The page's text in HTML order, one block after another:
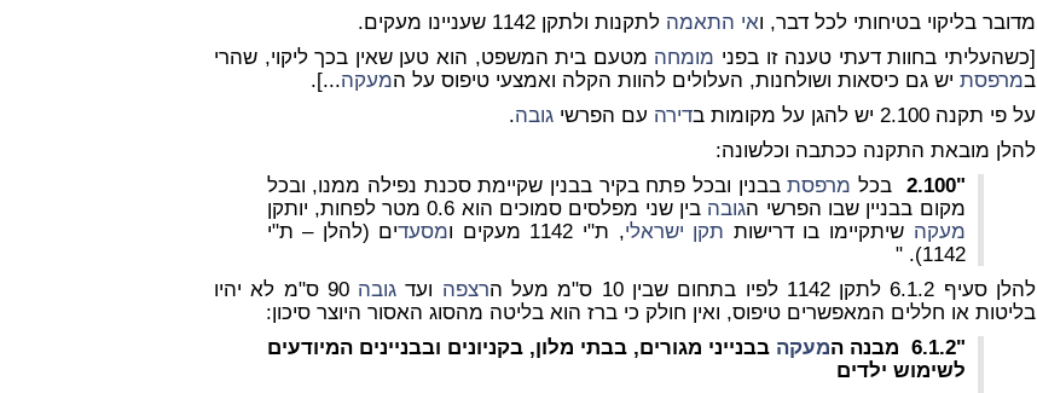
מדובר בליקוי בטיחותי לכל דבר, ואי התאמה לתקנות ולתקן 1142 שעניינו מעקים.
[כשהעליתי בחוות דעתי טענה זו בפני מומחה מטעם בית המשפט, הוא טען שאין בכך ליקוי, שהרי
במרפסת יש גם כיסאות ושולחנות, העלולים להוות הקלה ואמצעי טיפוס על המעקה...].
על פי תקנה 2.100 יש להגן על מקומות ב
דירה עם הפרשי גובה.
להלן מובאת התקנה ככתבה וכלשונה:
"2.100
בכל מרפסתבבנין ובכל פתח בקיר בבנין שקיימת סכנת נפילה ממנו, ובכל
מקום בבניין שבו הפרשי הגובה בין שני מפלסים סמוכים הוא 0.6 מטר לפחות, יותקן
מעקה שיתקיימו בו דרישות תקן ישראלי, ת"י 1142 מעקים ו מסעדים (להלן – ת"י
1142). "
להלן סעיף 6.1.2 לתקן 1142 לפיו בתחום שבין 10 ס"מ מעל ה
רצפה ועד גובה
90 ס"מ לא יהיו
בליטות או חללים המאפשרים טיפוס, ואין חולק כי ברז הוא בליטה מהסוג האסור היוצר סיכון:
"6.1.2 מבנה ה
מעקה בבנייני מגורים, בבתי מלון, בקניונים ובבניינים המיודעים
לשימוש ילדים